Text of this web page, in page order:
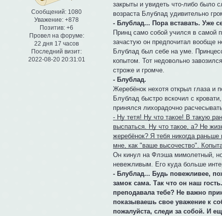
Сообщений: 1080
Уважение: +878
Позитив: +6
Провел на форуме:
22 дня 17 часов
Последний визит:
2022-08-20 20:31:01
закрыты и увидеть что-либо было
возраста Блублад удивительно
- Блублад... Пора вставать. Уже
Принц само собой учился в самой
зачастую он предпочитал вообще
Блублад был себе на уме.
копытом. Тот недовольно
строже и громче.
- Блублад.
Жеребёнок нехотя открыл глаза и
Блублад быстро вскочил с
принялся лихорадочно
- Ну тетя! Ну что такое! В такую
выспаться. Ну что такое, а? Не
жеребёнок? Я тебя никогда
мне, как "ваше высочество".
Он кинул на Флэша мимолетный, но
невежливым. Его куда больше
- Блублад... Будь повежливее,
замок сама. Так что он наш
преподавала тебе? Не важно
показываешь свое уважение к
пожалуйста, следи за собой. И